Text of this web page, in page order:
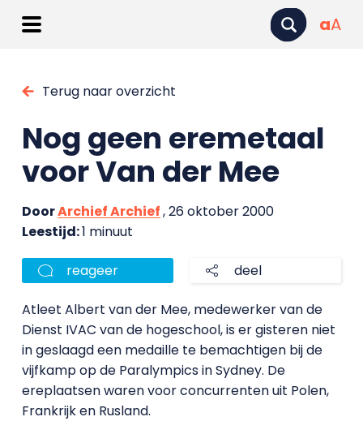
aA
Terug naar overzicht
Nog geen eremetaal
voor Van der Mee
DoorArchief Archief, 26 oktober 2000
Leestijd:1 minuut
reageer deel
Atleet Albert van der Mee, medewerker van de
Dienst IVAC van de hogeschool, is er gisteren niet
in geslaagd een medaille te bemachtigen bij de
vijfkamp op de Paralympics in Sydney. De
ereplaatsen waren voor concurrenten uit Polen,
Frankrijk en Rusland.